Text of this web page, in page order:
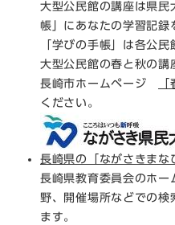
大型公民館の講座は県民
帳」にあなたの学習記録
「学びの手帳」は各公民
大型公民館の春と秋の講
長崎市ホームページ
ください。
長崎県の「ながさきまな
長崎県教育委員会のホー
野、開催場所などでの検
ます。